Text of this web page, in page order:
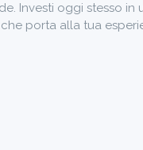
Investi oggi stesso
porta alla tua